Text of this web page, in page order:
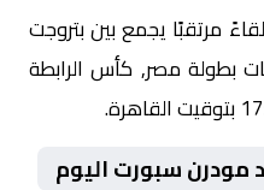
يستضيف اليوم 2026-01-11 لقاءً مرتقبًا يجمع بين بتروجت
بطولة مصر, كأس الرابطة
مودرن سبورت اليوم